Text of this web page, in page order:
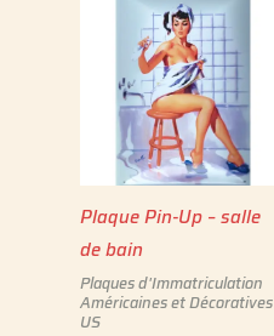
Plaque Pin-Up – salle
de bain
Plaques d'Immatriculation
Américaines et Décoratives
US